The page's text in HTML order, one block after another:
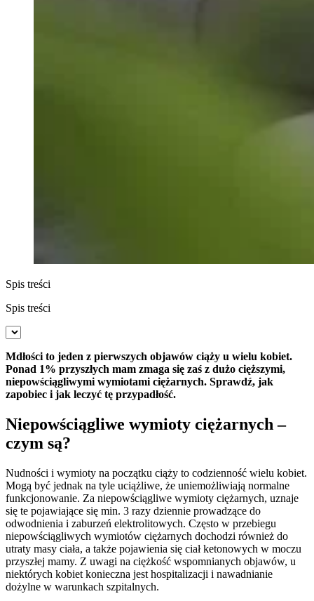
Spis treści
Spis treści
Mdłości to jeden z pierwszych objawów ciąży u wielu kobiet.
Ponad 1% przyszłych mam zmaga się zaś z dużo cięższymi,
niepowściągliwymi wymiotami ciężarnych. Sprawdź, jak
zapobiec i jak leczyć tę przypadłość.
Niepowściągliwe wymioty ciężarnych –
czym są?
Nudności i wymioty na początku ciąży to codzienność wielu kobiet.
Mogą być jednak na tyle uciążliwe, że uniemożliwiają normalne
funkcjonowanie. Za niepowściągliwe wymioty ciężarnych, uznaje
się te pojawiające się min. 3 razy dziennie prowadzące do
odwodnienia i zaburzeń elektrolitowych. Często w przebiegu
niepowściągliwych wymiotów ciężarnych dochodzi również do
utraty masy ciała, a także pojawienia się ciał ketonowych w moczu
przyszłej mamy. Z uwagi na ciężkość wspomnianych objawów, u
niektórych kobiet konieczna jest hospitalizacji i nawadnianie
dożylne w warunkach szpitalnych.